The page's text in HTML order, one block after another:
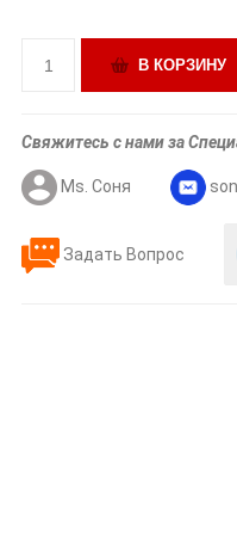
Свяжитесь с нами за
Ms. Соня
Задать Вопрос